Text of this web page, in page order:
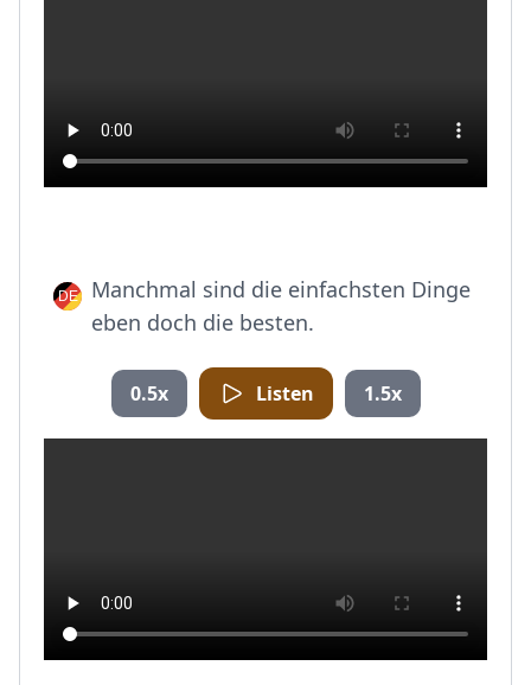
Manchmal sind die einfachsten Dinge
eben doch die besten.
0.5x Listen 1.5x